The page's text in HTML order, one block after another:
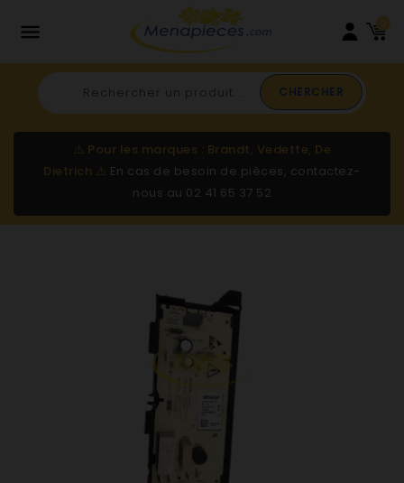
 0
CHERCHER
⚠️ Pour les marques : Brandt, Vedette, De
Dietrich ⚠️ En cas de besoin de pièces, contactez-
nous au 02 41 65 37 52